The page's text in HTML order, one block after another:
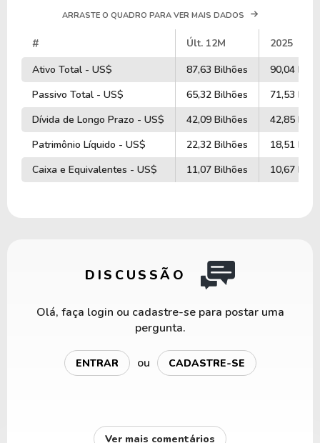
ARRASTE O QUADRO PARA VER MAIS DADOS
# Últ. 12M
2025
Ativo Total - US$
87,63 Bilhões
90,04
Passivo Total - US$
65,32 Bilhões
71,53
Dívida de Longo Prazo - US$
42,09 Bilhões
42,85
Patrimônio Líquido - US$
22,32 Bilhões
18,51
Caixa e Equivalentes - US$
11,07 Bilhões 10,67
DISCUSSÃO
Olá, faça login ou cadastre-se para postar uma
pergunta.
ENTRAR ou CADASTRE-SE
Ver mais comentários